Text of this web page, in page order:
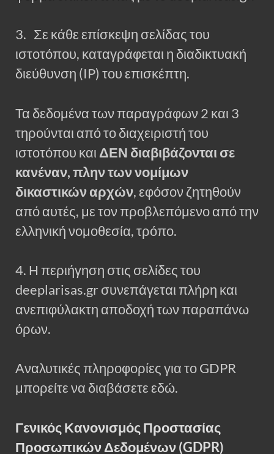
3. Σε κάθε επίσκεψη σελίδας του
ιστοτόπου, καταγράφεται η διαδικτυακή
διεύθυνση (IP) του επισκέπτη.
Τα δεδομένα των παραγράφων 2 και 3
τηρούνται από το διαχειριστή του
ιστοτόπου και ΔΕΝ διαβιβάζονται σε
κανέναν, πλην των νομίμων
δικαστικών αρχών, εφόσον ζητηθούν
από αυτές, με τον προβλεπόμενο από την
ελληνική νομοθεσία, τρόπο.
4. Η περιήγηση στις σελίδες του
deeplarisas.gr συνεπάγεται πλήρη και
ανεπιφύλακτη αποδοχή των παραπάνω
όρων.
Αναλυτικές πληροφορίες για το GDPR
μπορείτε να διαβάσετε εδώ.
Γενικός Κανονισμός Προστασίας
Προσωπικών Δεδομένων (GDPR)